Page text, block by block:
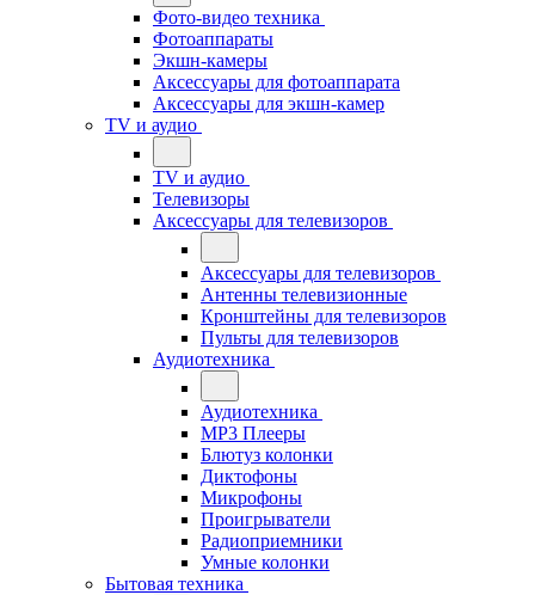
Фото-видео техника
Фотоаппараты
Экшн-камеры
Аксессуары для фотоаппарата
Аксессуары для экшн-камер
TV и аудио
TV и аудио
Телевизоры
Аксессуары для телевизоров
Аксессуары для телевизоров
Антенны телевизионные
Кронштейны для телевизоров
Пульты для телевизоров
Аудиотехника
Аудиотехника
MP3 Плееры
Блютуз колонки
Диктофоны
Микрофоны
Проигрыватели
Радиоприемники
Умные колонки
Бытовая техника